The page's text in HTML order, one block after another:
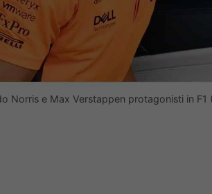
Norris e Max Verstappen protagonisti in